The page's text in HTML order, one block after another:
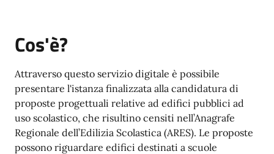
Cos'è?
Attraverso questo servizio digitale è possibile
presentare l'istanza finalizzata alla candidatura di
proposte progettuali relative ad edifici pubblici ad
uso scolastico, che risultino censiti nell’Anagrafe
Regionale dell’Edilizia Scolastica (ARES). Le proposte
possono riguardare edifici destinati a scuole